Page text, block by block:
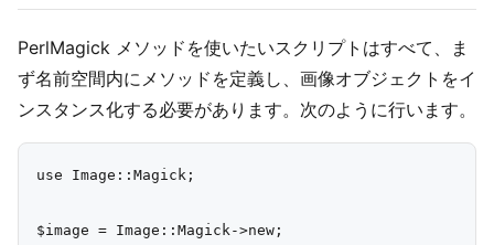
PerlMagick メソッドを使いたいスクリプトはすべて、ま
ず名前空間内にメソッドを定義し、画像オブジェクトをイ
ンスタンス化する必要があります。次のように行います。
use Image::Magick;